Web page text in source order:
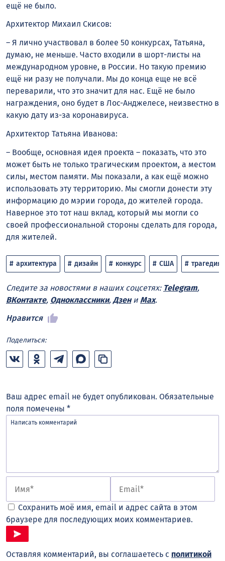
ещё не было.
Архитектор Михаил Скисов:
– Я лично участвовал в более 50 конкурсах, Татьяна,
думаю, не меньше. Часто входили в шорт-листы на
международном уровне, в России. Но такую премию
ещё ни разу не получали. Мы до конца еще не всё
переварили, что это значит для нас. Ещё не было
награждения, оно будет в Лос-Анджелесе, неизвестно в
какую дату из-за коронавируса.
Архитектор Татьяна Иванова:
– Вообще, основная идея проекта – показать, что это
может быть не только трагическим проектом, а местом
силы, местом памяти. Мы показали, а как ещё можно
использовать эту территорию. Мы смогли донести эту
информацию до мэрии города, до жителей города.
Наверное это тот наш вклад, который мы могли со
своей профессиональной стороны сделать для города,
для жителей.
архитектура дизайн конкурс США трагедия
Следите за новостями в наших соцсетях: Telegram,
ВКонтакте, Одноклассники, Дзени Max.
Нравится
Поделиться:
Ваш адрес email не будет опубликован. Обязательные
поля помечены *
Сохранить моё имя, email и адрес сайта в этом
браузере для последующих моих комментариев.
Оставляя комментарий, вы соглашаетесь с политикой